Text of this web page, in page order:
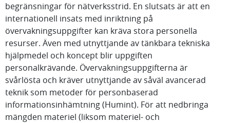
begränsningar för nätverksstrid. En slutsats är att en
internationell insats med inriktning på
övervakningsuppgifter kan kräva stora personella
resurser. Även med utnyttjande av tänkbara tekniska
hjälpmedel och koncept blir uppgiften
personalkrävande. Övervakningsuppgifterna är
svårlösta och kräver utnyttjande av såväl avancerad
teknik som metoder för personbaserad
informationsinhämtning (Humint). För att nedbringa
mängden materiel (liksom materiel- och